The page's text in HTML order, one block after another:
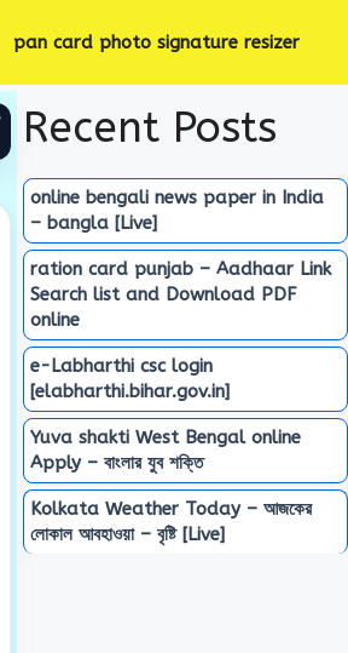
pan card photo signature resizer
Recent Posts
online bengali news paper in India
– bangla [Live]
ration card punjab – Aadhaar Link
Search list and Download PDF
online
e-Labharthi csc login
[elabharthi.bihar.gov.in]
Yuva shakti West Bengal online
Apply – বাংলার যুব শক্তি
Kolkata Weather Today – আজকের
লোকাল আবহাওয়া – বৃষ্টি [Live]